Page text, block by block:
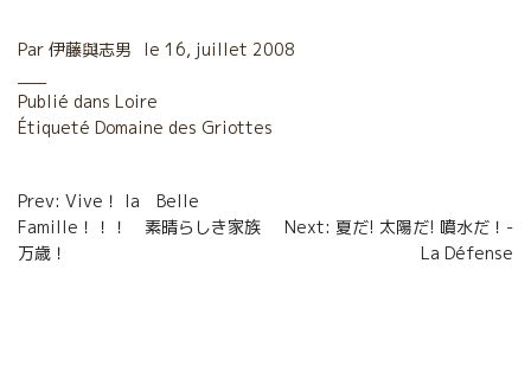
c
b
o
i
t
r
a
l
r
a
e
Par 伊藤與志男 le 16, juillet 2008
Publié dans Loire
Étiqueté Domaine des Griottes
Navigation
de
Prev: Vive！ la Belle
Famille！！！ 素晴らしき家族
万歳！
Next: 夏だ! 太陽だ! 噴水だ！-
La Défense